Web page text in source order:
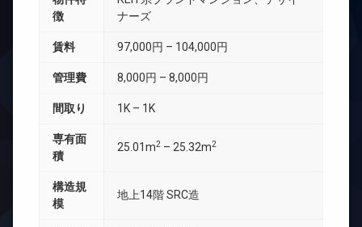
徴
ナーズ
賃料 97,000円 – 104,000円
管理費 8,000円 – 8,000円
間取り 1K – 1K
専有面
積
25.01m2 – 25.32m2
構造規
模
地上14階 SRC造